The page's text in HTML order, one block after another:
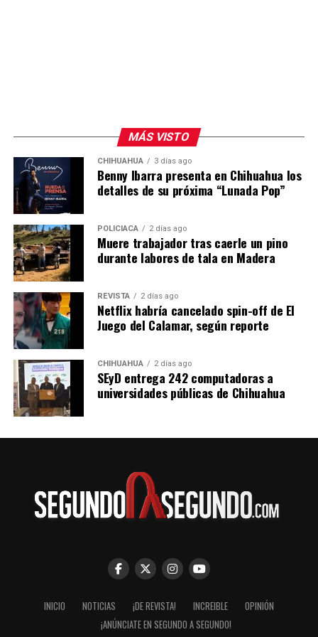
MÁS VISTO
CHIHUAHUA 3 días ago
Benny Ibarra presenta en Chihuahua los
detalles de su próxima “Lunada Pop”
POLICIACA 2 días ago
Muere trabajador tras caerle un pino
durante labores de tala en Madera
REVISTA 2 días ago
Netflix habría cancelado spin-off de El
Juego del Calamar, según reporte
CHIHUAHUA 2 días ago
SEyD entrega 242 computadoras a
universidades públicas de Chihuahua
INICIO NOTICIAS ¡DE REVISTA! INCREIBLE
OPINIÓN
¡ANÚNCIATE EN SEGUNDO A SEGUNDO!